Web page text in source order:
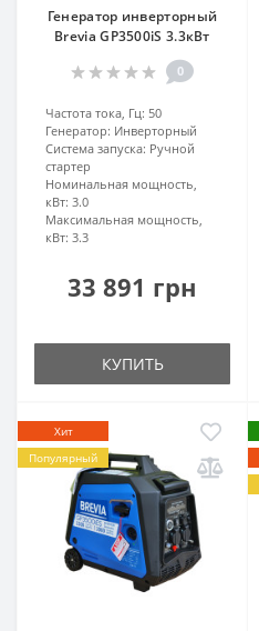
Генератор инверторный
Brevia GP3500iS 3.3кВт
0
Частота тока, Гц: 50
Генератор: Инверторный
Система запуска: Ручной
стартер
Номинальная мощность,
кВт: 3.0
Максимальная мощность,
кВт: 3.3
33 891 грн
КУПИТЬ
Хит
Популярный